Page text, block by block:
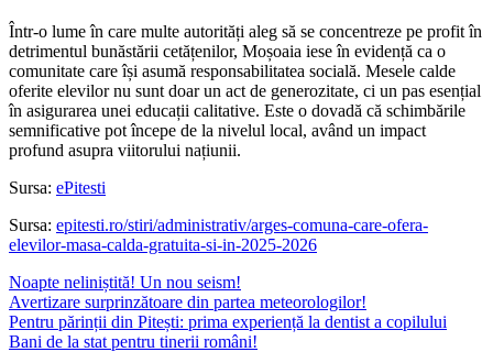
Într-o lume în care multe autorități aleg să se concentreze pe profit în
detrimentul bunăstării cetățenilor, Moșoaia iese în evidență ca o
comunitate care își asumă responsabilitatea socială. Mesele calde
oferite elevilor nu sunt doar un act de generozitate, ci un pas esențial
în asigurarea unei educații calitative. Este o dovadă că schimbările
semnificative pot începe de la nivelul local, având un impact
profund asupra viitorului națiunii.
Sursa: ePitesti
Sursa: epitesti.ro/stiri/administrativ/arges-comuna-care-ofera-
elevilor-masa-calda-gratuita-si-in-2025-2026
Noapte neliniștită! Un nou seism!
Avertizare surprinzătoare din partea meteorologilor!
Pentru părinții din Pitești: prima experiență la dentist a copilului
Bani de la stat pentru tinerii români!